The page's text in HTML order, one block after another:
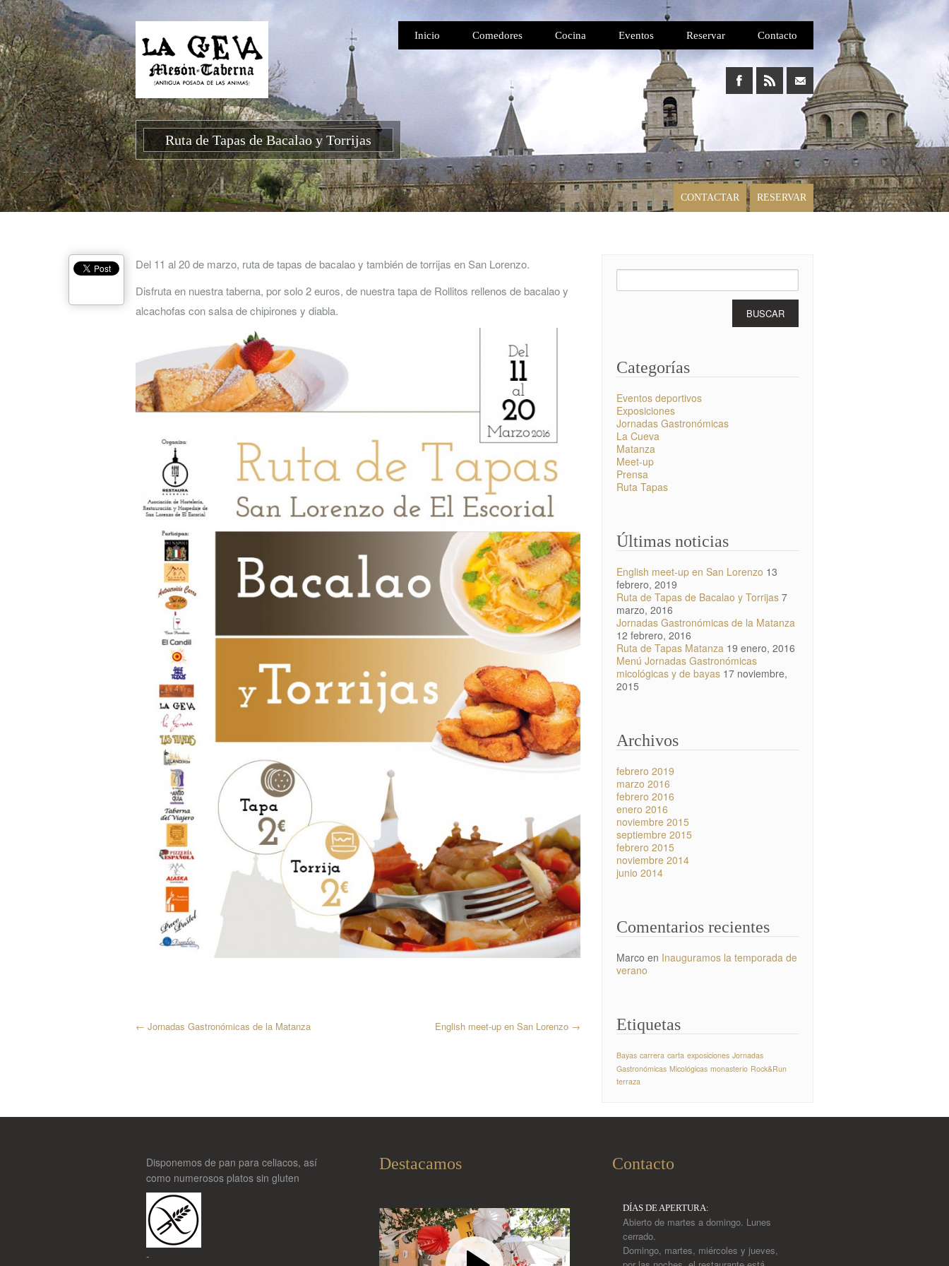
Inicio Comedores Cocina Eventos Reservar Contacto
Ruta de Tapas de Bacalao y Torrijas
CONTACTAR RESERVAR
Del 11 al 20 de marzo, ruta de tapas de bacalao y también de torrijas en San Lorenzo.
Disfruta en nuestra taberna, por solo 2 euros, de nuestra tapa de Rollitos rellenos de bacalao y
alcachofas con salsa de chipirones y diabla.
← Jornadas Gastronómicas de la Matanza English meet-up en San Lorenzo →
Buscar:
Categorías
Eventos deportivos
Exposiciones
Jornadas Gastronómicas
La Cueva
Matanza
Meet-up
Prensa
Ruta Tapas
Últimas noticias
English meet-up en San Lorenzo 13
febrero, 2019
Ruta de Tapas de Bacalao y Torrijas 7
marzo, 2016
Jornadas Gastronómicas de la Matanza
12 febrero, 2016
Ruta de Tapas Matanza 19 enero, 2016
Menú Jornadas Gastronómicas
micológicas y de bayas 17 noviembre,
2015
Archivos
febrero 2019
marzo 2016
febrero 2016
enero 2016
noviembre 2015
septiembre 2015
febrero 2015
noviembre 2014
junio 2014
Comentarios recientes
Marco en Inauguramos la temporada de
verano
Etiquetas
Bayas carrera carta exposiciones Jornadas
Gastronómicas Micológicas monasterio Rock&Run
terraza
Disponemos de pan para celiacos, así
como numerosos platos sin gluten
-
Destacamos Contacto
DÍAS DE APERTURA:
Abierto de martes a domingo. Lunes
cerrado.
Domingo, martes, miércoles y jueves,